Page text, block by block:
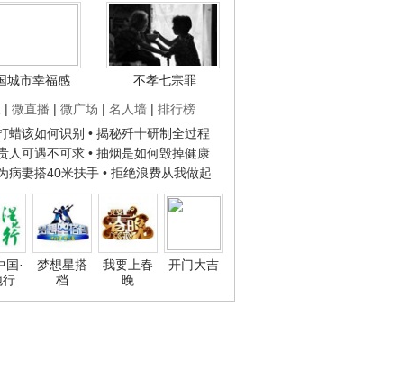
城市幸福感
不孝七宗罪
| 微直播 | 微广场 | 名人墙 | 排行榜
蜡该如何识别 • 揭秘歼十研制全过程
人可遇不可求 • 抽烟是如何毁掉健康
病妻搭40米扶手 • 拒绝浪费从我做起
国·
行
梦想星搭
档
我要上春
晚
开门大吉